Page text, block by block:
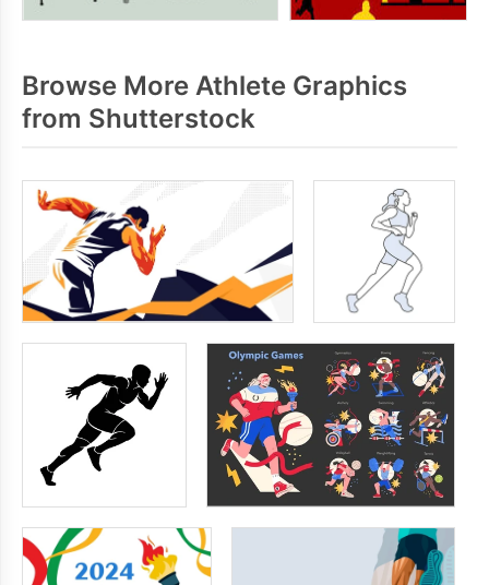
Browse More Athlete Graphics
from Shutterstock